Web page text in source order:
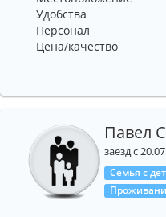
Удобства
Персонал
Цена/качество
Павел
заезд с
Семья с